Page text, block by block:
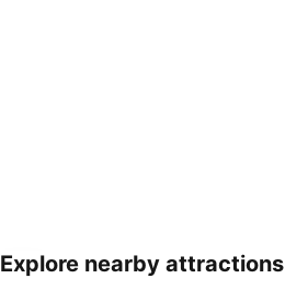
展開地圖
Explore nearby attractions